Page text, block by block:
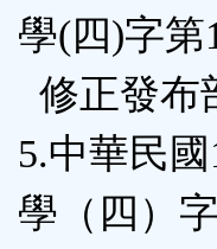
學(四)字第
修正發布
5.中華民
學（四）